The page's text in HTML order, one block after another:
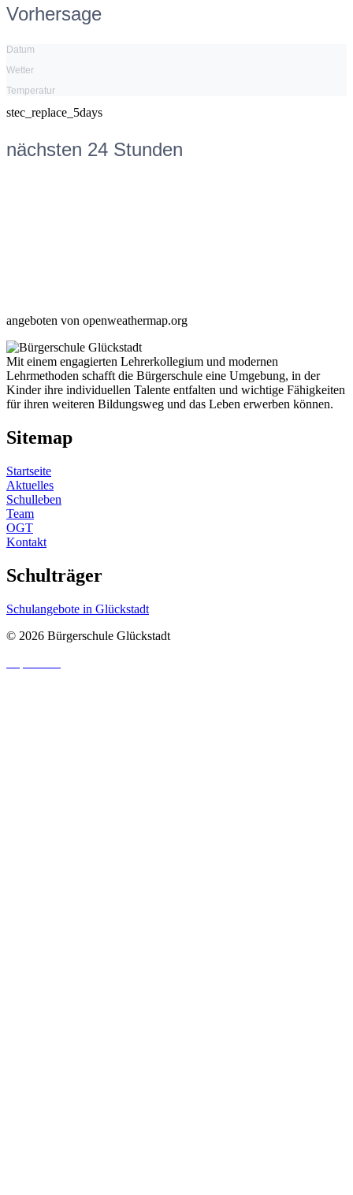
Vorhersage
Datum
Wetter
Temperatur
stec_replace_5days
nächsten 24 Stunden
angeboten von openweathermap.org
Mit einem engagierten Lehrerkollegium und modernen
Lehrmethoden schafft die Bürgerschule eine Umgebung, in der
Kinder ihre individuellen Talente entfalten und wichtige Fähigkeiten
für ihren weiteren Bildungsweg und das Leben erwerben können.
Sitemap
Startseite
Aktuelles
Schulleben
Team
OGT
Kontakt
Schulträger
Schulangebote in Glückstadt
© 2026 Bürgerschule Glückstadt